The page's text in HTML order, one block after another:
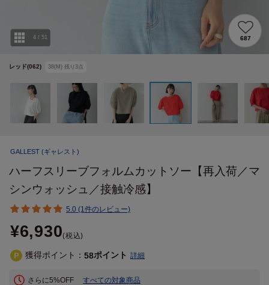
レッド(062) 38(M) 残り 3点
4 / 51 687
GALLEST (ギャレスト)
ハーフスリーブフォルムカットソー【再入荷／マ
シンウォッシュ／接触冷感】
5.0 (1件のレビュー)
¥6,930(税込)
獲得ポイント： 58ポイント 詳細
さらに5%OFF すべての対象商品